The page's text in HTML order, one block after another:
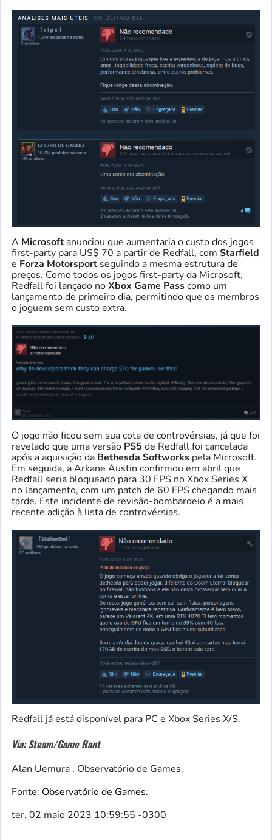
A Microsoftanunciou que aumentaria o custo dos jogos
first-party para US$ 70 a partir de Redfall, com Starfield
e Forza Motorsportseguindo a mesma estrutura de
preços. Como todos os jogos first-party da Microsoft,
Redfall foi lançado noXbox Game Passcomo um
lançamento de primeiro dia, permitindo que os membros
o joguem sem custo extra.
O jogo não ficou sem sua cota de controvérsias, já que foi
revelado que uma versão PS5 de Redfall foi cancelada
após a aquisição da Bethesda Softworks pela Microsoft.
Em seguida, a Arkane Austin confirmou em abril que
Redfall seria bloqueado para 30 FPS no Xbox Series X
no lançamento, com um patch de 60 FPS chegando mais
tarde. Este incidente de revisão-bombardeio é a mais
recente adição à lista de controvérsias.
Redfall já está disponível para PC e Xbox Series X/S.
Via: Steam/Game Rant
Alan Uemura , Observatório de Games.
Fonte: Observatório de Games.
ter, 02 maio 2023 10:59:55 -0300